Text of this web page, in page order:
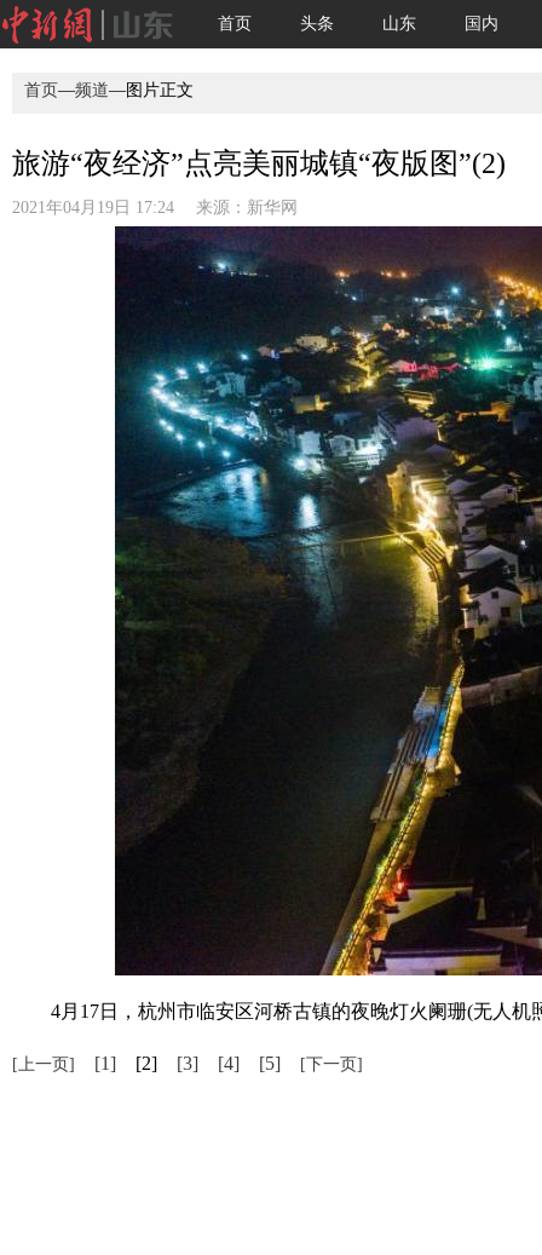
首页 头条 山东 国内
首页—频道—图片正文
旅游“夜经济”点亮美丽城镇“夜版图”(2)
2021年04月19日 17:24 来源： 新华网
4月17日，杭州市临安区河桥古镇的夜晚灯火阑珊(无人机
[上一页] [1] [2] [3] [4] [5] [下一页]